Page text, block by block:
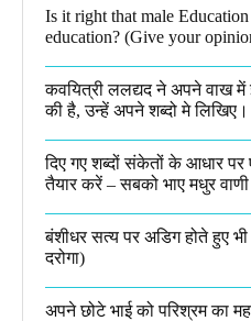
Is it right that male
education? (Give your
कवयित्री ललद्यद ने अपने वाख में
की है, उन्हें अपने शब्दो मे लिखिए।
दिए गए शब्दों संकेतों के आधार
तैयार करें – सबको भाए मधुर
बंशीधर सत्य पर अडिग होते हुए
दरोगा)
अपने छोटे भाई को परिश्रम का